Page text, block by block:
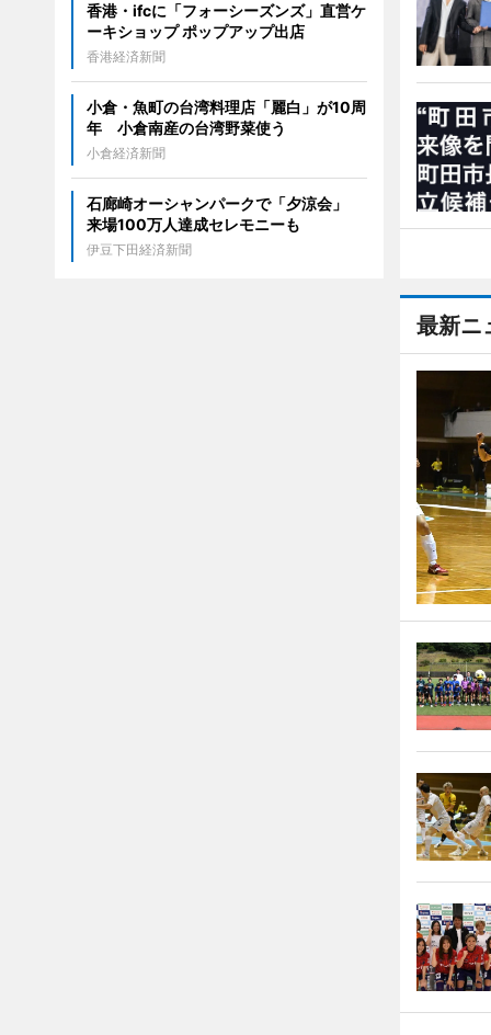
最新ニ
香港・ifcに「フォーシーズンズ」直営ケ
ーキショップ ポップアップ出店
香港経済新聞
小倉・魚町の台湾料理店「麗白」が10周
年 小倉南産の台湾野菜使う
小倉経済新聞
石廊崎オーシャンパークで「夕涼会」
来場100万人達成セレモニーも
伊豆下田経済新聞